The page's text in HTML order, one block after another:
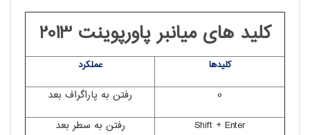
کلید های میانبر پاورپوینت 2013
کلیدها عملکرد
0
رفتن به پاراگراف بعد
Shift + Enter
رفتن به سطر بعد